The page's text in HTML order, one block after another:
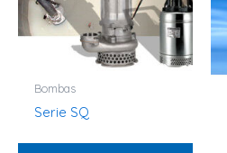
Bombas
Serie SQ